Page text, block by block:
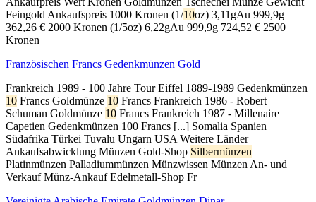
Feingold Ankaufspreis 1000 Kronen (1/10oz) 3,11gAu 999,9g
362,26 € 2000 Kronen (1/5oz) 6,22gAu 999,9g 724,52 € 2500
Kronen
Französischen Francs Gedenkmünzen Gold
Frankreich 1989 - 100 Jahre Tour Eiffel 1889-1989 Gedenkmünzen
10 Francs Goldmünze 10 Francs Frankreich 1986 - Robert
Schuman Goldmünze 10 Francs Frankreich 1987 - Millenaire
Capetien Gedenkmünzen 100 Francs [...] Somalia Spanien
Südafrika Türkei Tuvalu Ungarn USA Weitere Länder
Ankaufsabwicklung Münzen Gold-Shop Silbermünzen
Platinmünzen Palladiummünzen Münzwissen Münzen An- und
Verkauf Münz-Ankauf Edelmetall-Shop Fr